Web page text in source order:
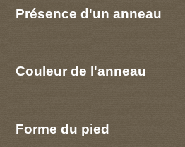
Présence d'un anneau
Couleur de l'anneau
Forme du pied